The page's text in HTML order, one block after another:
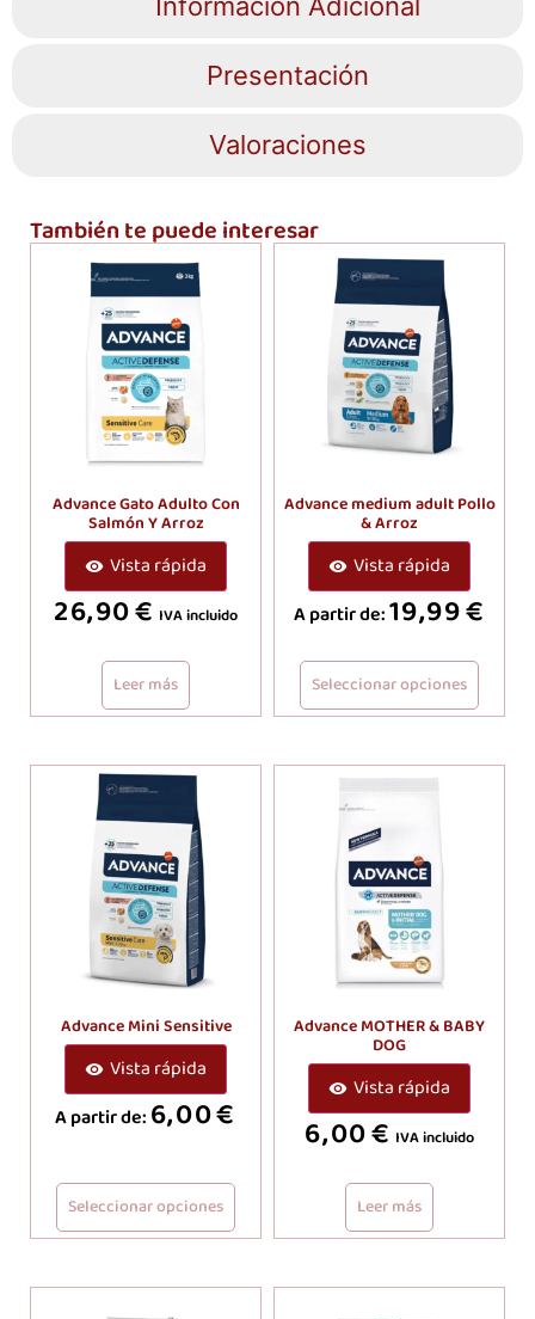
Presentación
Valoraciones
También te puede interesar
Advance Gato Adulto Con
Salmón Y Arroz
Vista rápida
26,90€ IVA incluido
Leer más
Advance medium adult Pollo
& Arroz
Vista rápida
A partir de:19,99€
Seleccionar opciones
Advance Mini Sensitive
Vista rápida
A partir de: 6,00€
Seleccionar opciones
Advance MOTHER & BABY
DOG
Vista rápida
6,00€ IVA incluido
Leer más